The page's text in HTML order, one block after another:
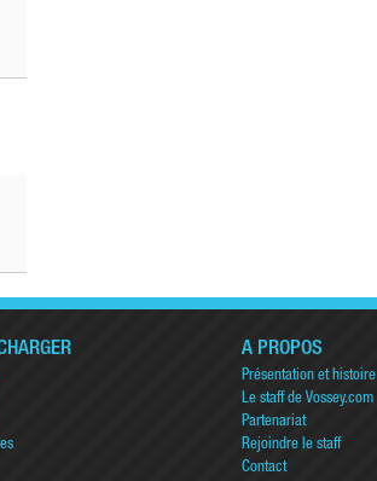
A PROPOS
Présentation et histoire
Le staff de Vossey.com
Partenariat
Rejoindre le staff
Contact